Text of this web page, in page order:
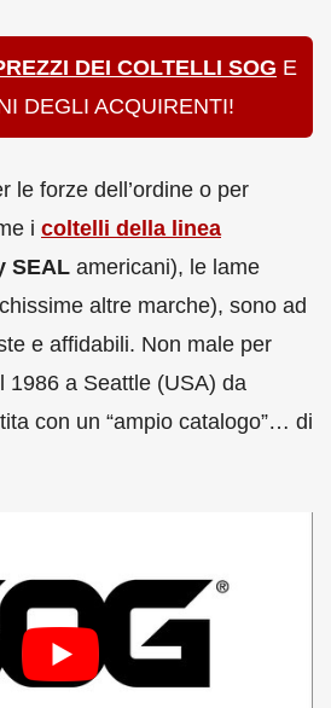
DEI COLTELLI SOG E
DEGLI ACQUIRENTI!
le forze dell’ordine o per
i coltelli della linea
SEAL americani), le lame
altre marche), sono ad
e affidabili. Non male per
1986 a Seattle (USA) da
con un “ampio catalogo”… di